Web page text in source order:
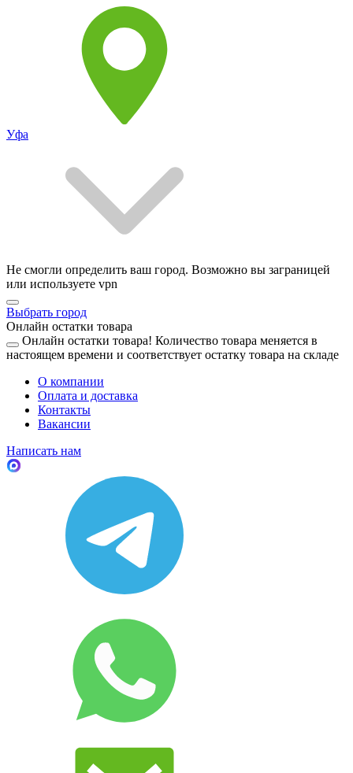
Уфа
Не смогли определить ваш город. Возможно вы заграницей
или используете vpn
Выбрать город
Онлайн остатки товара
Онлайн остатки товара! Количество товара меняется в
настоящем времени и соответствует остатку товара на складе
О компании
Оплата и доставка
Контакты
Вакансии
Написать нам